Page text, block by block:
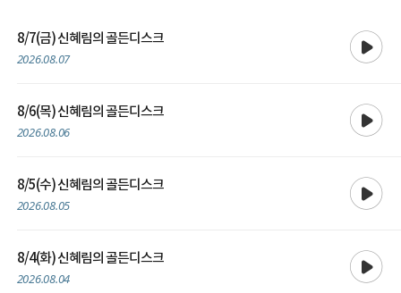
8/7(금) 신혜림의 골든디스크
2026.08.07
8/6(목) 신혜림의 골든디스크
2026.08.06
8/5(수) 신혜림의 골든디스크
2026.08.05
8/4(화) 신혜림의 골든디스크
2026.08.04